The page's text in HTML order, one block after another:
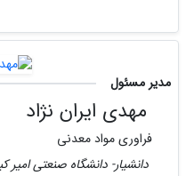
مدیر مسئول
مهدی ایران نژاد
فراوری مواد معدنی
دانشیار- دانشگاه صنعتی امیر